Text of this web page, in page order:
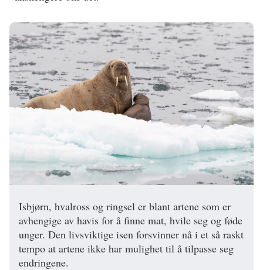
Isbjørn, hvalross og ringsel er blant artene som er
avhengige av havis for å finne mat, hvile seg og føde
unger. Den livsviktige isen forsvinner nå i et så raskt
tempo at artene ikke har mulighet til å tilpasse seg
endringene.